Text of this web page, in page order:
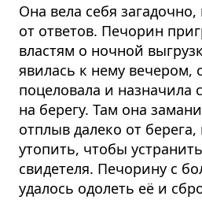
Она вела себя
от ответов. Печорин
властям о ночной
явилась к нему вечером,
поцеловала и назначила
на берегу. Там она
отплыв далеко от
утопить, чтобы
свидетеля. Печорину с
удалось одолеть её и